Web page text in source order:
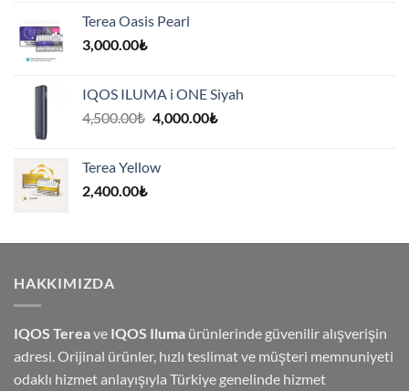
Terea Oasis Pearl
3,000.00₺
IQOS ILUMA i ONE Siyah
4,500.00₺ Orijinal
4,000.00₺Şu
Terea Yellow
2,400.00₺
HAKKIMIZDA
IQOS Tereave IQOS Iluma ürünlerinde güvenilir alışverişin
adresi. Orijinal ürünler, hızlı teslimat ve müşteri memnuniyeti
odaklı hizmet anlayışıyla Türkiye genelinde hizmet